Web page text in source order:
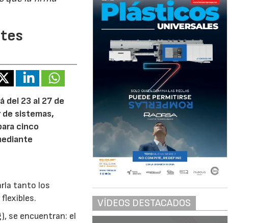
del 23 al 27 de
de sistemas,
cinco
tanto los
se encuentran: el
VÍDEOS DESTACADOS